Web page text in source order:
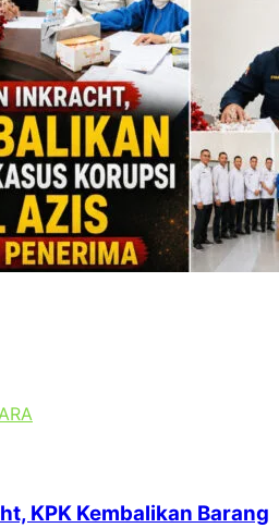
KPK Kembalikan Barang